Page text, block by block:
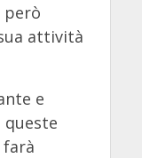
però
attività
e